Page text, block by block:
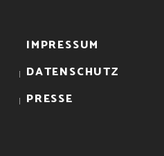
IMPRESSUM
DATENSCHUTZ
PRESSE